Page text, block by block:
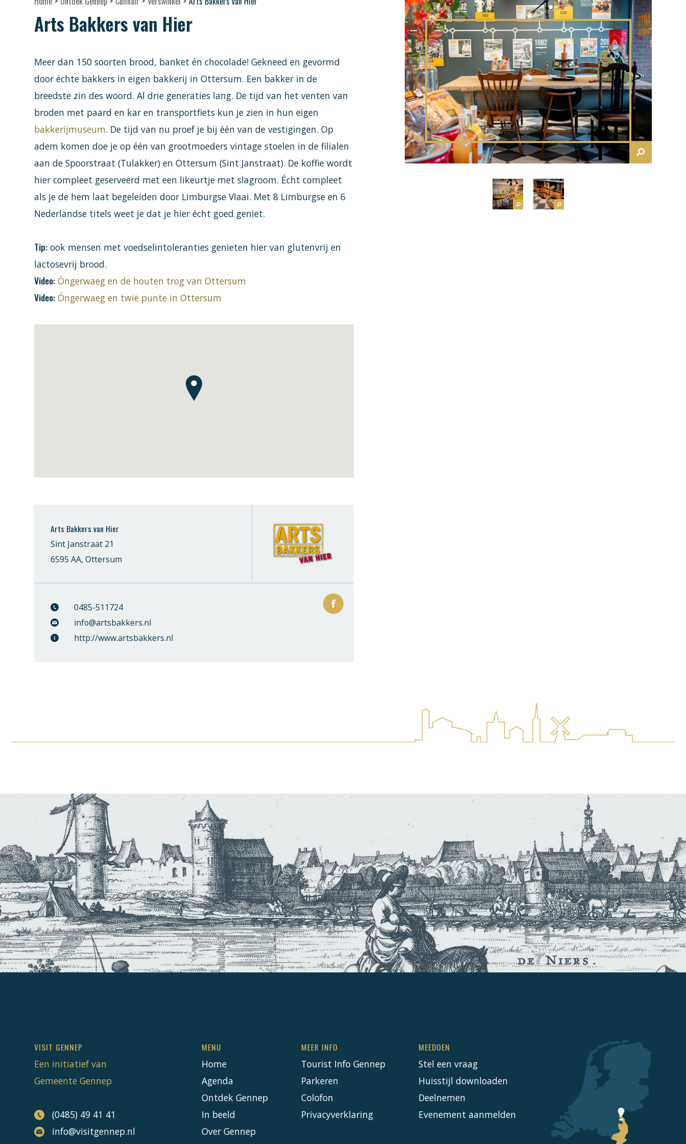
Arts Bakkers van Hier
Meer dan 150 soorten brood, banket én chocolade! Gekneed en gevormd
door échte bakkers in eigen bakkerij in Ottersum. Een bakker in de
breedste zin des woord. Al drie generaties lang. De tijd van het venten van
broden met paard en kar en transportfiets kun je zien in hun eigen
bakkerijmuseum. De tijd van nu proef je bij één van de vestigingen. Op
adem komen doe je op één van grootmoeders vintage stoelen in de filialen
aan de Spoorstraat (Tulakker) en Ottersum (Sint Janstraat). De koffie wordt
hier compleet geserveerd met een likeurtje met slagroom. Écht compleet
als je de hem laat begeleiden door Limburgse Vlaai. Met 8 Limburgse en 6
Nederlandse titels weet je dat je hier écht goed geniet.
Tip: ook mensen met voedselintoleranties genieten hier van glutenvrij en
lactosevrij brood.
Video: Óngerwaeg en de houten trog van Ottersum
Video: Óngerwaeg en twië punte in Ottersum
Arts Bakkers van Hier
Sint Janstraat 21
6595 AA, Ottersum
0485-511724
info@artsbakkers.nl
http://www.artsbakkers.nl
VISIT GENNEP
Een initiatief van
Gemeente Gennep
(0485) 49 41 41
info@visitgennep.nl
MENU
Home
Agenda
Ontdek Gennep
In beeld
Over Gennep
MEER INFO
Tourist Info Gennep
Parkeren
Colofon
Privacyverklaring
MEEDOEN
Stel een vraag
Huisstijl downloaden
Deelnemen
Evenement aanmelden